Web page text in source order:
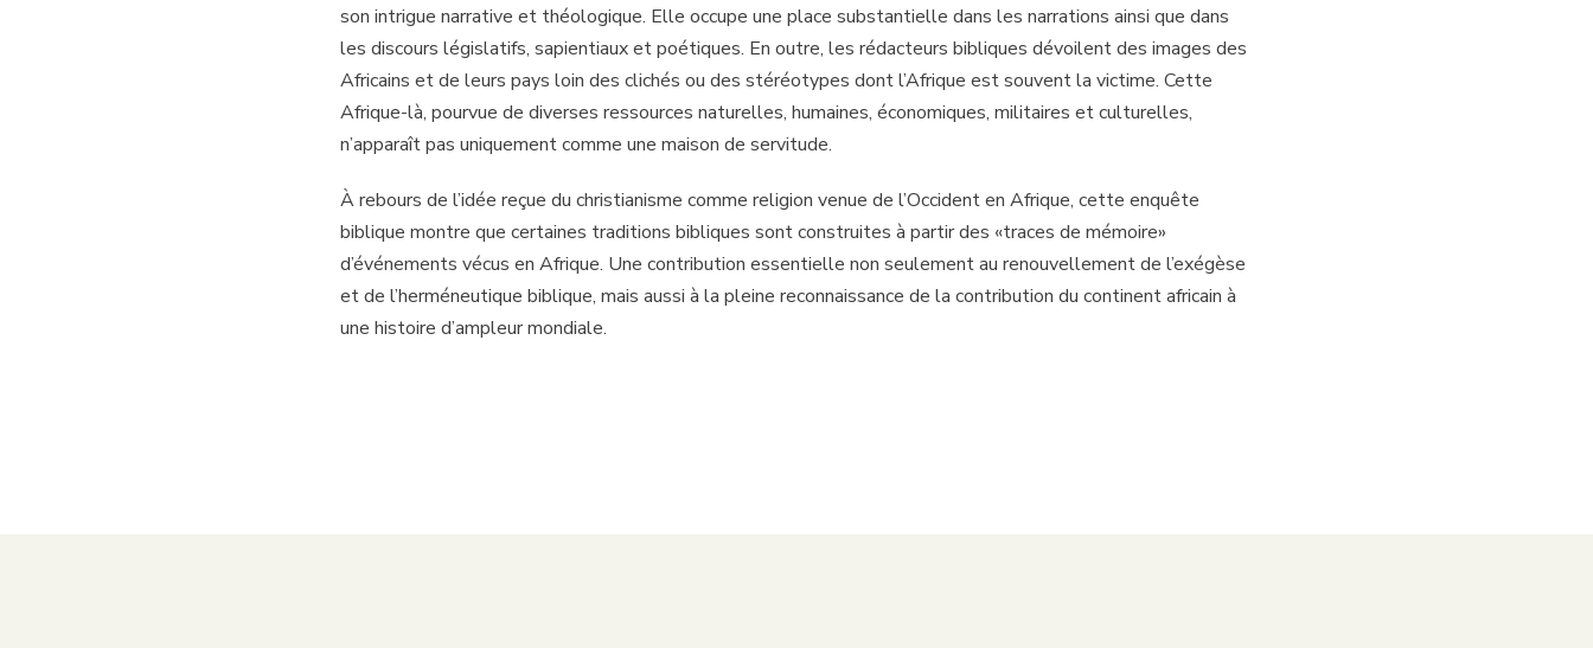
son intrigue narrative et théologique. Elle occupe une place substantielle dans les narrations ainsi que dans
les discours législatifs, sapientiaux et poétiques. En outre, les rédacteurs bibliques dévoilent des images des
Africains et de leurs pays loin des clichés ou des stéréotypes dont l’Afrique est souvent la victime. Cette
Afrique-là, pourvue de diverses ressources naturelles, humaines, économiques, militaires et culturelles,
n’apparaît pas uniquement comme une maison de servitude.
À rebours de l’idée reçue du christianisme comme religion venue de l’Occident en Afrique, cette enquête
biblique montre que certaines traditions bibliques sont construites à partir des «traces de mémoire»
d’événements vécus en Afrique. Une contribution essentielle non seulement au renouvellement de l’exégèse
et de l’herméneutique biblique, mais aussi à la pleine reconnaissance de la contribution du continent africain à
une histoire d’ampleur mondiale.